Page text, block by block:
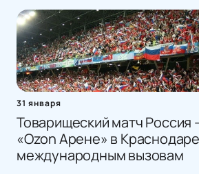
31 января
Товарищеский матч Россия
«Ozon Арене» в
международным вызовам